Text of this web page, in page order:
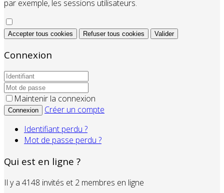
par exemple, les sessions utilisateurs.
Accepter tous cookies Refuser tous cookies Valider
Connexion
Maintenir la connexion
Connexion
Créer un compte
Identifiant perdu ?
Mot de passe perdu ?
Qui est en ligne ?
Il y a 4148 invités et 2 membres en ligne